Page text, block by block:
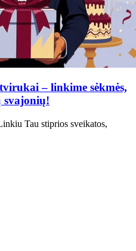
– linkime sėkmės,
svajonių!
Tau stiprios sveikatos,